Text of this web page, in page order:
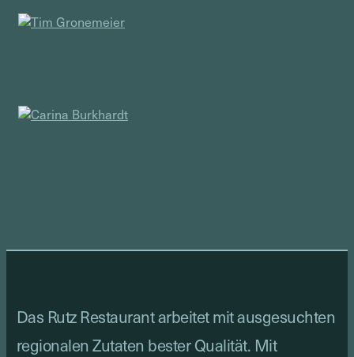
Das Rutz Restaurant arbeitet mit ausgesuchten
regionalen Zutaten bester Qualität. Mit